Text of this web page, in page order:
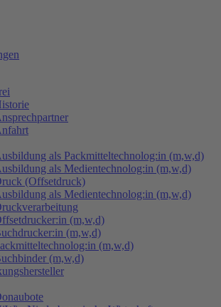
als Packmitteltechnolog:in (m,w,d)
als Medientechnolog:in (m,w,d)
(Offsetdruck)
als Medientechnolog:in (m,w,d)
(m,w,d)
(m,w,d)
(m,w,d)
(m,w,d)